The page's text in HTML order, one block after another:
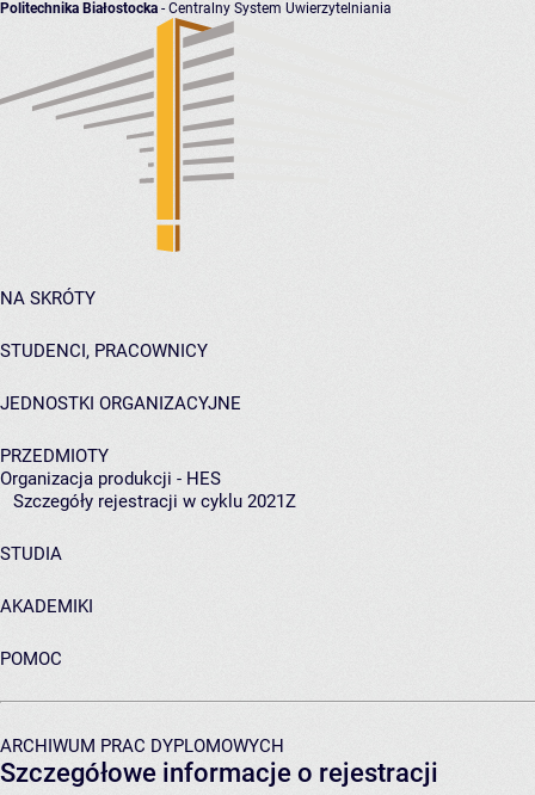
Politechnika Białostocka - Centralny System Uwierzytelniania
NA SKRÓTY
STUDENCI, PRACOWNICY
JEDNOSTKI ORGANIZACYJNE
PRZEDMIOTY
Organizacja produkcji - HES
Szczegóły rejestracji w cyklu 2021Z
STUDIA
AKADEMIKI
POMOC
ARCHIWUM PRAC DYPLOMOWYCH
Szczegółowe informacje o rejestracji